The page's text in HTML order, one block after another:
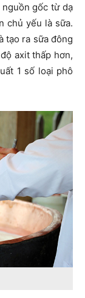
gốc từ dạ
chủ yếu là sữa.
tạo ra sữa đông
axit thấp hơn,
1 số loại phô